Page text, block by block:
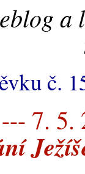
a
č.
7. 5.